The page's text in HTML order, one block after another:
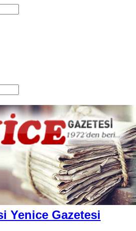
Yenice Gazetesi